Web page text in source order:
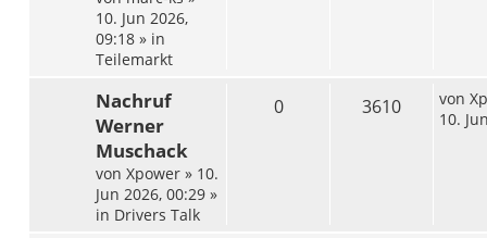
10. Jun 2026,
09:18 » in
Teilemarkt
Nachruf
Werner
Muschack
von Xpower » 10.
Jun 2026, 00:29 »
in Drivers Talk
0 3610 von
10.